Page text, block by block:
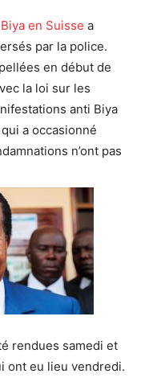
en Suisse a
par la police.
en début de
la loi sur les
anti Biya
a occasionné
n’ont pas
rendues samedi et
ont eu lieu vendredi.